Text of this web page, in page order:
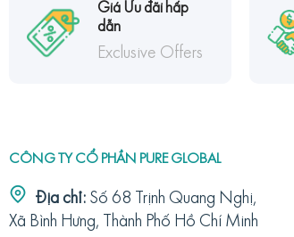
Giá Ưu đãi hấp
dẫn
Exclusive Offers
CÔNG TY CỔ PHẦN PURE GLOBAL
Địa chỉ: Số 68 Trịnh Quang Nghị,
Xã Bình Hưng, Thành Phố Hồ Chí Minh